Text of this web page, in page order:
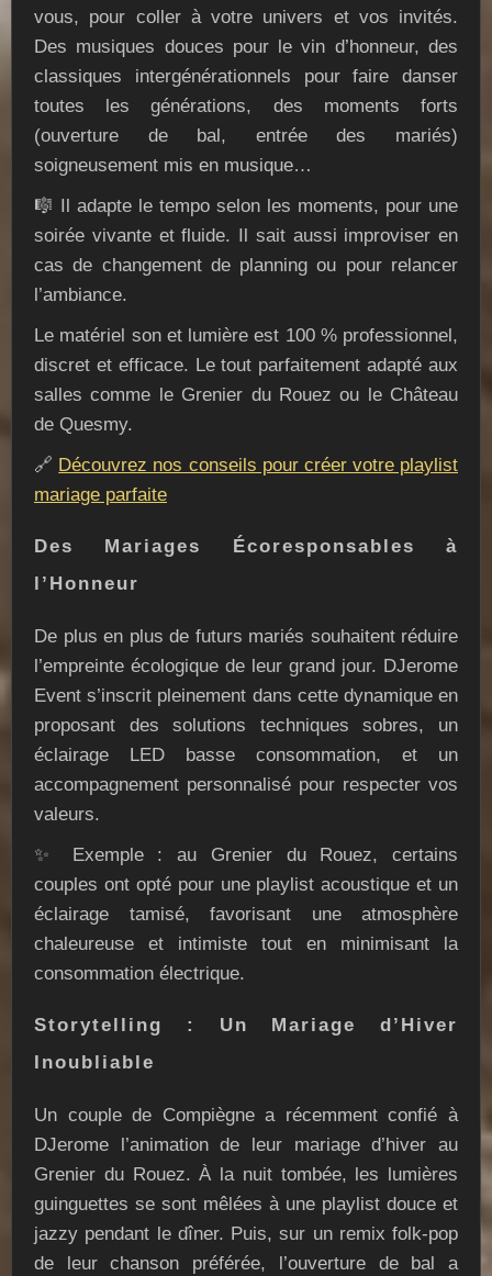
vous, pour coller à votre univers et vos invités.
Des musiques douces pour le vin d’honneur, des
classiques intergénérationnels pour faire danser
toutes les générations, des moments forts
(ouverture de bal, entrée des mariés)
soigneusement mis en musique…
🎼 Il adapte le tempo selon les moments, pour une
soirée vivante et fluide. Il sait aussi improviser en
cas de changement de planning ou pour relancer
l’ambiance.
Le matériel son et lumière est 100 % professionnel,
discret et efficace. Le tout parfaitement adapté aux
salles comme le Grenier du Rouez ou le Château
de Quesmy.
🔗 Découvrez nos conseils pour créer votre playlist
mariage parfaite
Des Mariages Écoresponsables à
l’Honneur
De plus en plus de futurs mariés souhaitent réduire
l’empreinte écologique de leur grand jour. DJerome
Event s’inscrit pleinement dans cette dynamique en
proposant des solutions techniques sobres, un
éclairage LED basse consommation, et un
accompagnement personnalisé pour respecter vos
valeurs.
✨ Exemple : au Grenier du Rouez, certains
couples ont opté pour une playlist acoustique et un
éclairage tamisé, favorisant une atmosphère
chaleureuse et intimiste tout en minimisant la
consommation électrique.
Storytelling : Un Mariage d’Hiver
Inoubliable
Un couple de Compiègne a récemment confié à
DJerome l’animation de leur mariage d’hiver au
Grenier du Rouez. À la nuit tombée, les lumières
guinguettes se sont mêlées à une playlist douce et
jazzy pendant le dîner. Puis, sur un remix folk-pop
de leur chanson préférée, l’ouverture de bal a